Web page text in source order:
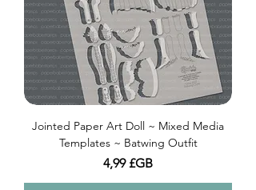
Jointed Paper Art Doll ~ Mixed Media
Templates ~ Batwing Outfit
Prix
4,99 £GB